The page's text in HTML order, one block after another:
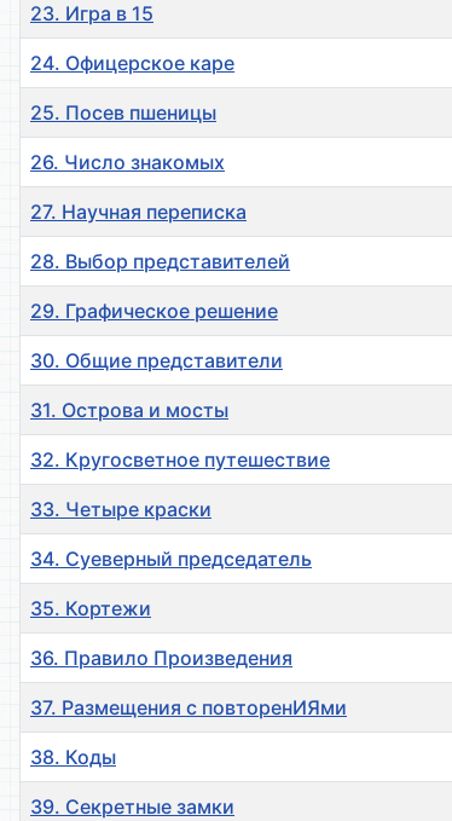
23. Игра в 15
24. Офицерское каре
25. Посев пшеницы
26. Число знакомых
27. Научная переписка
28. Выбор представителей
29. Графическое решение
30. Общие представители
31. Острова и мосты
32. Кругосветное путешествие
33. Четыре краски
34. Суеверный председатель
35. Кортежи
36. Правило Произведения
37. Размещения с повторенИЯми
38. Коды
39. Секретные замки